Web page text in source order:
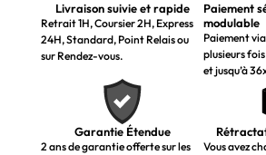
Livraison suivie et rapide
Retrait 1H, Coursier 2H, Express
24H, Standard, Point Relais ou
sur Rendez-vous.
Paiement
modulable
Paiement
plusieurs
et jusqu’à
Garantie Étendue
2 ans de garantie offerte sur les
Vous avez